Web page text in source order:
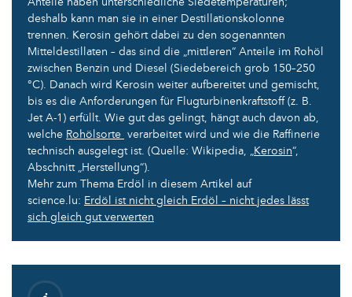
deshalb kann man sie in einer Destillationskolonne
trennen. Kerosin gehört dabei zu den sogenannten
Mitteldestillaten – das sind die „mittleren“ Anteile im Rohöl
zwischen Benzin und Diesel (Siedebereich grob 150–250
°C). Danach wird Kerosin weiter aufbereitet und gemischt,
bis es die Anforderungen für Flugturbinenkraftstoff (z. B.
Jet A-1) erfüllt. Wie gut das gelingt, hängt auch davon ab,
welche Rohölsorte verarbeitet wird und wie die Raffinerie
technisch ausgelegt ist. (Quelle: Wikipedia, „Kerosin“,
Abschnitt „Herstellung“).
Mehr zum Thema Erdöl in diesem Artikel auf
science.lu: Erdöl ist nicht gleich Erdöl – nicht jedes lässt
sich gleich gut verwerten